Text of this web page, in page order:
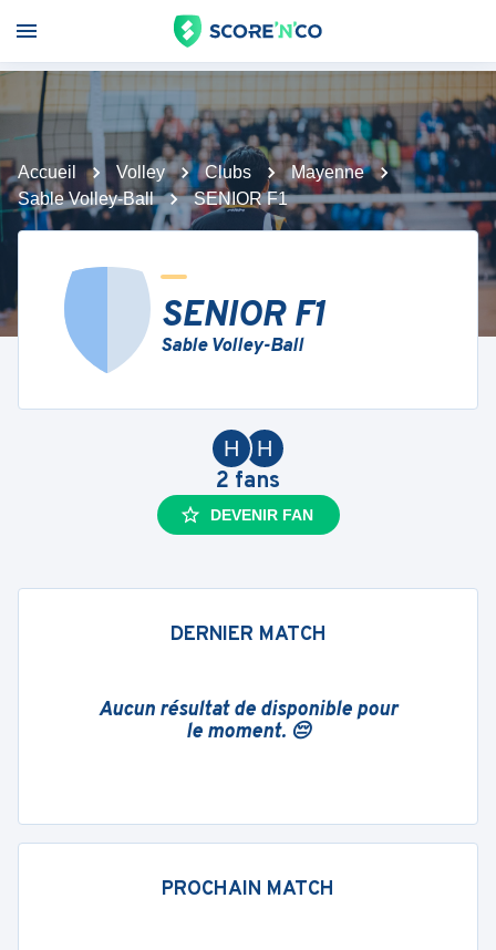
Accueil Volley Clubs
Mayenne
Sable Volley-Ball
SENIOR F1
SENIOR F1
Sable Volley-Ball
H
H
2 fans
DEVENIR FAN
DERNIER MATCH
Aucun résultat de disponible pour
le moment. 😔
PROCHAIN MATCH